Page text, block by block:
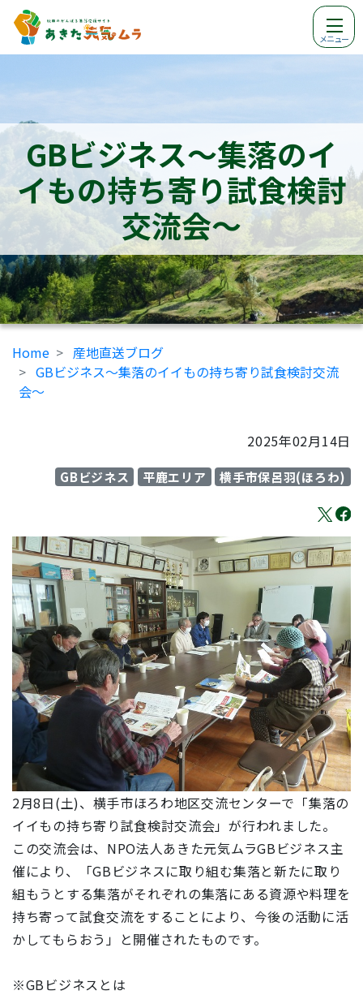
メニュー
GBビジネス～集落のイ
イもの持ち寄り試食検討
交流会～
Home
産地直送ブログ
GBビジネス～集落のイイもの持ち寄り試食検討交流
会～
2025年02月14日
GBビジネス 平鹿エリア 横手市保呂羽(ほろわ)
2月8日(土)、横手市ほろわ地区交流センターで「集落の
イイもの持ち寄り試食検討交流会」が行われました。
この交流会は、NPO法人あきた元気ムラGBビジネス主
催により、「GBビジネスに取り組む集落と新たに取り
組もうとする集落がそれぞれの集落にある資源や料理を
持ち寄って試食交流をすることにより、今後の活動に活
かしてもらおう」と開催されたものです。
※GBビジネスとは